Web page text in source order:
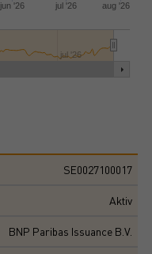
jun '26 jul '26 aug '26
jul '26
SE0027100017
Aktiv
BNP Paribas Issuance B.V.